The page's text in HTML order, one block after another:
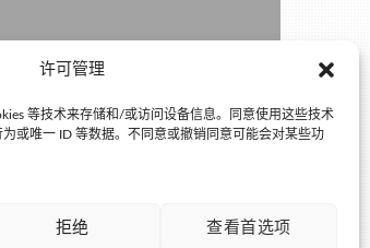
许可管理
等技术来存储和/或访问设备信息。同意使用这些技术
或唯一 ID 等数据。不同意或撤销同意可能会对某些功
拒绝 查看首选项